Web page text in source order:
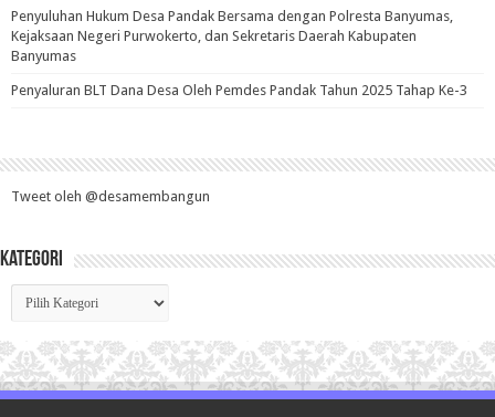
Penyuluhan Hukum Desa Pandak Bersama dengan Polresta Banyumas,
Kejaksaan Negeri Purwokerto, dan Sekretaris Daerah Kabupaten
Banyumas
Penyaluran BLT Dana Desa Oleh Pemdes Pandak Tahun 2025 Tahap Ke-3
Tweet oleh @desamembangun
Kategori
Kategori